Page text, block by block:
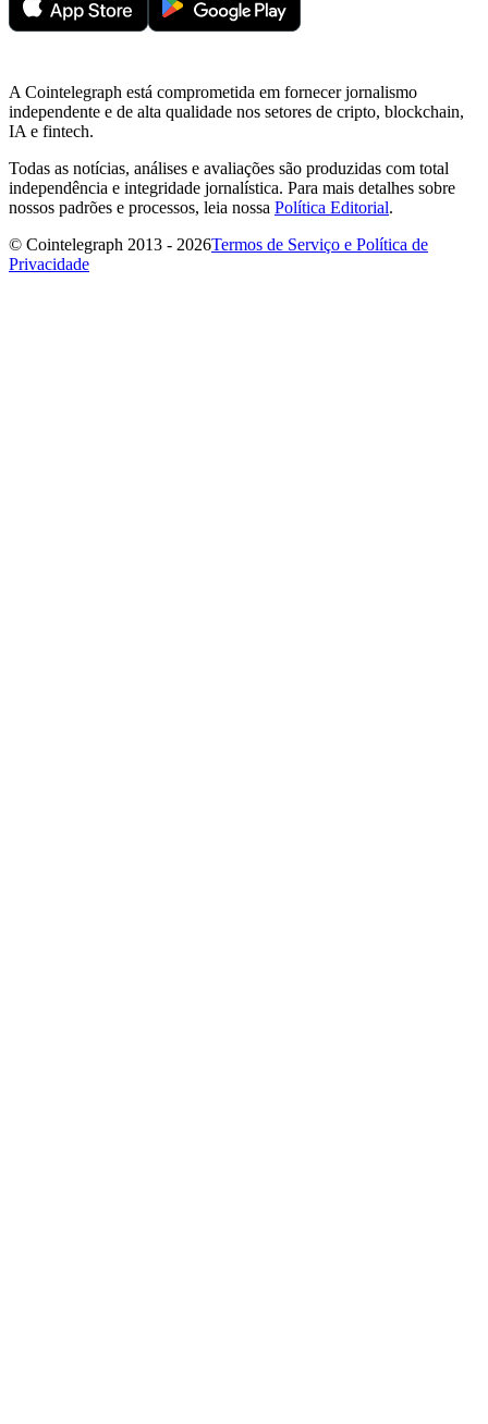
A Cointelegraph está comprometida em fornecer jornalismo
independente e de alta qualidade nos setores de cripto, blockchain,
IA e fintech.
Todas as notícias, análises e avaliações são produzidas com total
independência e integridade jornalística. Para mais detalhes sobre
nossos padrões e processos, leia nossa Política Editorial.
© Cointelegraph 2013 - 2026Termos de Serviço e Política de
Privacidade